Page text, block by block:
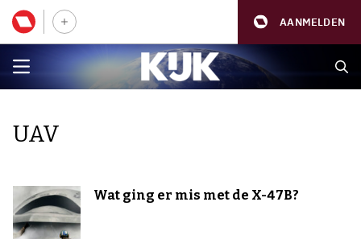
AANMELDEN
UAV
Wat ging er mis met de X-47B?